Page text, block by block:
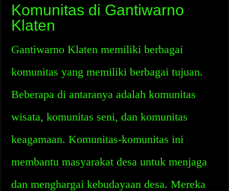
Komunitas di Gantiwarno
Klaten
Gantiwarno Klaten memiliki berbagai
komunitas yang memiliki berbagai tujuan.
Beberapa di antaranya adalah komunitas
wisata, komunitas seni, dan komunitas
keagamaan. Komunitas-komunitas ini
membantu masyarakat desa untuk menjaga
dan menghargai kebudayaan desa. Mereka